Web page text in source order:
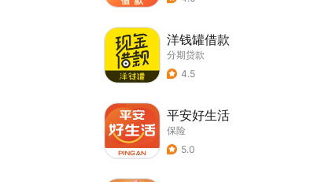
洋钱罐借款
分期贷款
4.5
平安好生活
保险
5.0